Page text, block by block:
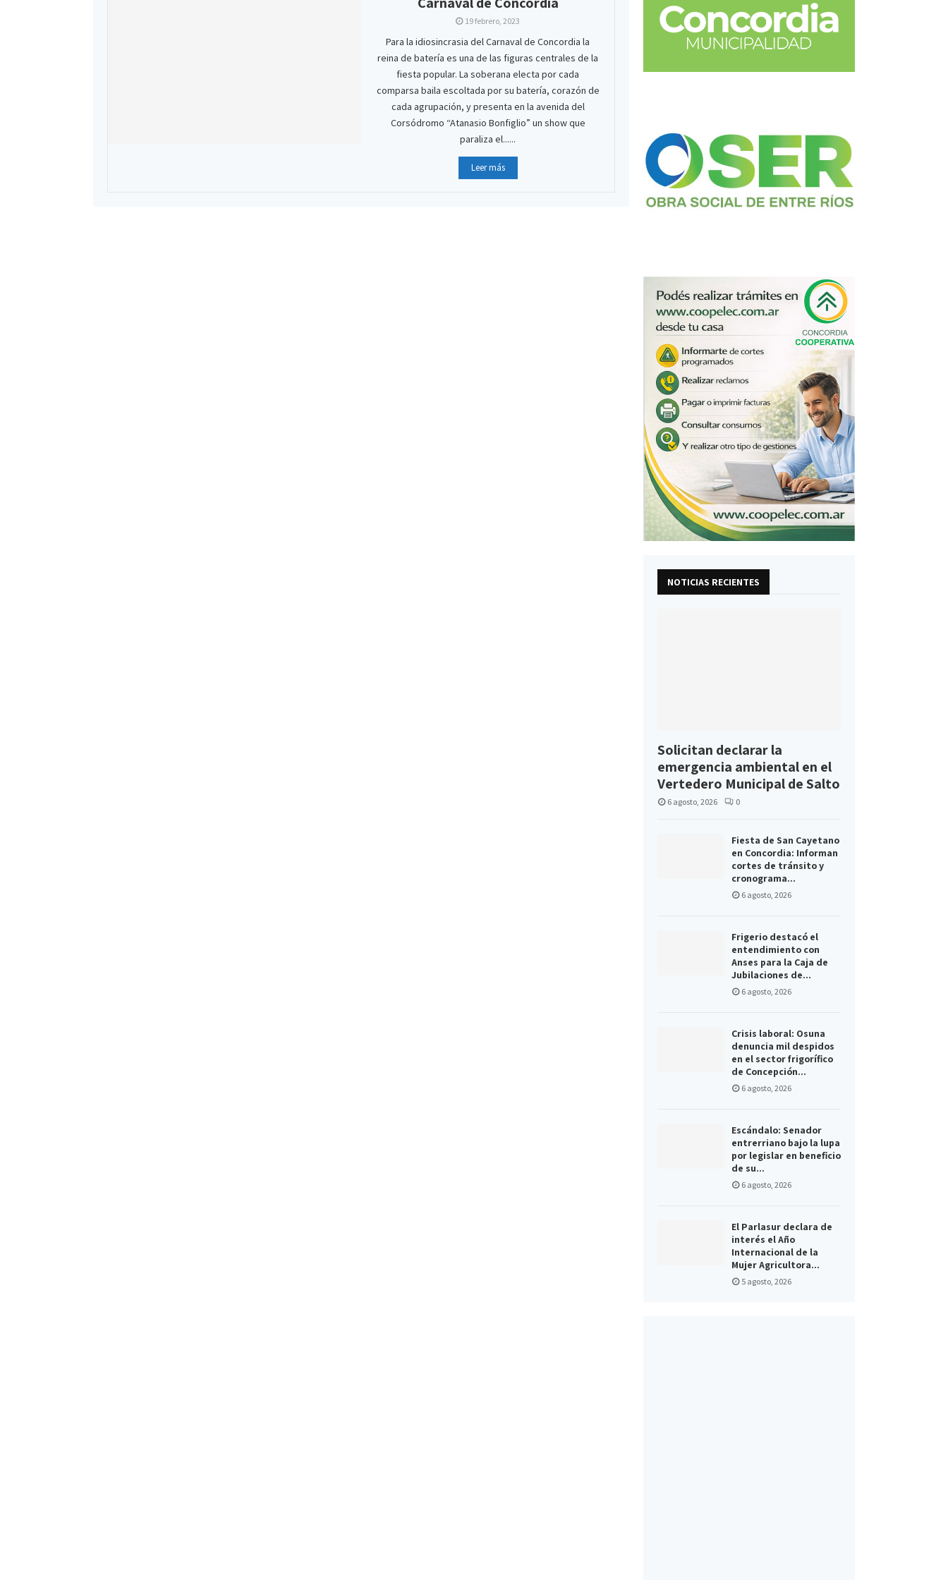
19 febrero, 2023
Para la idiosincrasia del Carnaval de Concordia la
reina de batería es una de las figuras centrales de la
fiesta popular. La soberana electa por cada
comparsa baila escoltada por su batería, corazón de
cada agrupación, y presenta en la avenida del
Corsódromo “Atanasio Bonfiglio” un show que
paraliza el......
Leer más
NOTICIAS RECIENTES
Solicitan declarar la
emergencia ambiental en el
Vertedero Municipal de Salto
6 agosto, 2026 0
Fiesta de San Cayetano
en Concordia: Informan
cortes de tránsito y
cronograma...
6 agosto, 2026
Frigerio destacó el
entendimiento con
Anses para la Caja de
Jubilaciones de...
6 agosto, 2026
Crisis laboral: Osuna
denuncia mil despidos
en el sector frigorífico
de Concepción...
6 agosto, 2026
Escándalo: Senador
entrerriano bajo la lupa
por legislar en beneficio
de su...
6 agosto, 2026
El Parlasur declara de
interés el Año
Internacional de la
Mujer Agricultora...
5 agosto, 2026